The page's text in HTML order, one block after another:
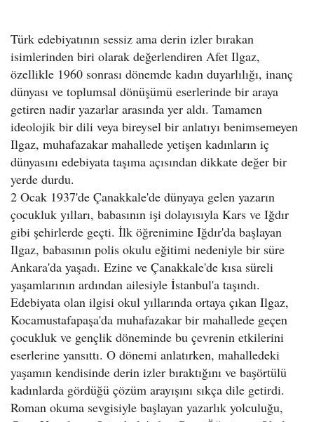
Türk edebiyatının sessiz ama derin izler bırakan
isimlerinden biri olarak değerlendiren Afet Ilgaz,
özellikle 1960 sonrası dönemde kadın duyarlılığı, inanç
dünyası ve toplumsal dönüşümü eserlerinde bir araya
getiren nadir yazarlar arasında yer aldı. Tamamen
ideolojik bir dili veya bireysel bir anlatıyı benimsemeyen
Ilgaz, muhafazakar mahallede yetişen kadınların iç
dünyasını edebiyata taşıma açısından dikkate değer bir
yerde durdu.
2 Ocak 1937'de Çanakkale'de dünyaya gelen yazarın
çocukluk yılları, babasının işi dolayısıyla Kars ve Iğdır
gibi şehirlerde geçti. İlk öğrenimine Iğdır'da başlayan
Ilgaz, babasının polis okulu eğitimi nedeniyle bir süre
Ankara'da yaşadı. Ezine ve Çanakkale'de kısa süreli
yaşamlarının ardından ailesiyle İstanbul'a taşındı.
Edebiyata olan ilgisi okul yıllarında ortaya çıkan Ilgaz,
Kocamustafapaşa'da muhafazakar bir mahallede geçen
çocukluk ve gençlik döneminde bu çevrenin etkilerini
eserlerine yansıttı. O dönemi anlatırken, mahalledeki
yaşamın kendisinde derin izler bıraktığını ve başörtülü
kadınlarda gördüğü çözüm arayışını sıkça dile getirdi.
Roman okuma sevgisiyle başlayan yazarlık yolculuğu,